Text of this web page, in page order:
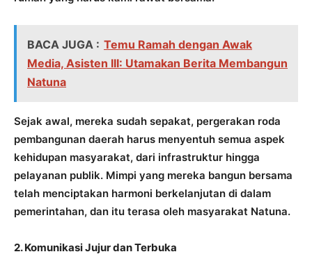
BACA JUGA : Temu Ramah dengan Awak
Media, Asisten III: Utamakan Berita Membangun
Natuna
Sejak awal, mereka sudah sepakat, pergerakan roda
pembangunan daerah harus menyentuh semua aspek
kehidupan masyarakat, dari infrastruktur hingga
pelayanan publik. Mimpi yang mereka bangun bersama
telah menciptakan harmoni berkelanjutan di dalam
pemerintahan, dan itu terasa oleh masyarakat Natuna.
2. Komunikasi Jujur dan Terbuka